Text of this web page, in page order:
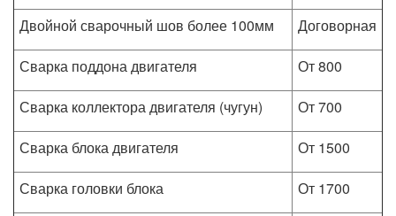
Двойной сварочный шов более 100мм
Договорная
Сварка поддона двигателя
От 800
Сварка коллектора двигателя (чугун)
От 700
Сварка блока двигателя
От 1500
Сварка головки блока
От 1700